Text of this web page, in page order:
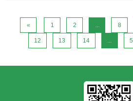
« 1 2 ... 8
12 13 14 ...